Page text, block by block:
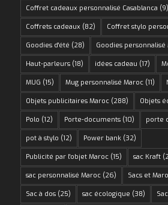
Coffret cadeaux personnalisé Casablanca (9)
Coffrets cadeaux (82) Coffret stylo
Goodies d'été (28) Goodies personnalisé
Haut-parleurs(18) idées cadeau (17)
MUG (15) Mug personnalisé Maroc(11)
Objets publicitaires Maroc(288) Objets
Polo (12) Porte-documents(10) porte
pot à stylo (12) Power bank(32)
Publicité par l'objet Maroc(15) sac Kraft
sac personnalisé Maroc(26) Sacs et
Sac à dos(25) sac écologique (38)